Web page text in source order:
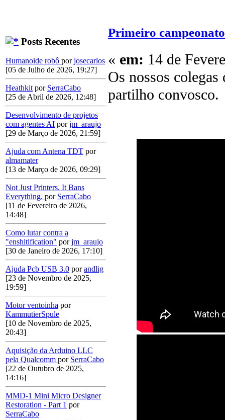
Posts Recentes
Humanoide robô porjosecarlos
[05 de Julho de 2026, 19:27]
Heathkit por SerraCabo
[25 de Abril de 2026, 12:48]
Desenvolvimento de projetos
com agentes AI porjm_araujo
[29 de Março de 2026, 21:59]
Ajuda com Antena TDT por
almamater
[13 de Março de 2026, 09:29]
Not Just Printers. It Bans
Everything. por SerraCabo
[11 de Fevereiro de 2026,
14:48]
Como lutar contra a
"enshitification" porjm_araujo
[30 de Janeiro de 2026, 17:10]
Ajuda Pcb USB 3.0 porandlig
[23 de Novembro de 2025,
19:59]
Motor ventoinha por
KammutierSpule
[10 de Novembro de 2025,
20:43]
Aquisição da Arduino LLC
pela Qualcomm por SerraCabo
[22 de Outubro de 2025,
14:16]
MMD-1 Mini Micro Designer
Restoration - Part 1 por
SerraCabo
Primeiro
« em: 14 de
Os nossos
partilho convosco.